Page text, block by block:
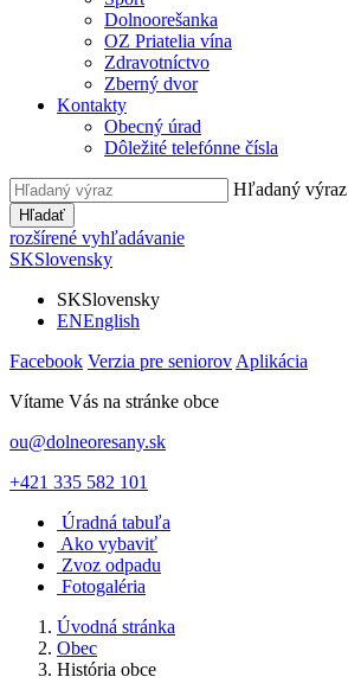
Dolnoorešanka
OZ Priatelia vína
Zdravotníctvo
Zberný dvor
Kontakty
Obecný úrad
Dôležité telefónne čísla
Hľadaný výraz
Hľadať
rozšírené vyhľadávanie
SKSlovensky
SKSlovensky
ENEnglish
Facebook Verzia pre seniorov Aplikácia
Vítame Vás na stránke obce
ou@dolneoresany.sk
+421 335 582 101
Úradná tabuľa
Ako vybaviť
Zvoz odpadu
Fotogaléria
Úvodná stránka
Obec
História obce